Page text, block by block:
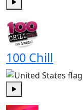
Play
100 Chill